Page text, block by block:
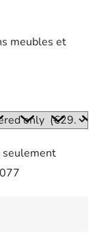
meubles et
seulement